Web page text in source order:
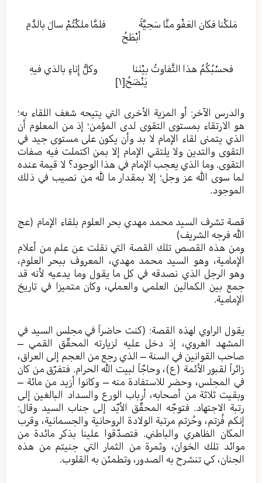
مَلكْنا فكان العَفْو منَّا سَجيَّةً فلمَّا ملكْتُمْ سالَ بالدَّمِ
أبْطَحُ
فحسْبُكُمُ هذا التَّفاوتُ بيْنَنا وكلُّ إِناءٍ بالذي فيهِ
يَنْضَحُ[١]
والدرس الآخر: أو المزية الأخرى التي يتيحه شغف اللقاء به؛
هو الارتقاء بمستوى التقوى لدى المؤمن؛ إذ من المعلوم أن
الذي يتمنى لقاء الإمام لا بد وأن يكون على مستوى جيد في
التقوى والتدين ولا يلتقي الإمام إلا بمن اكتملت فيه صفات
التقوى. وما الذي يعجب الإمام في هذا الوجود؟ لا قيمة عنده
لما سوى الله عز وجل؛ إلا بمقدار ما لله من نصيب في ذلك
الموجود.
قصة تشرف السيد محمد مهدي بحر العلوم بلقاء الإمام (عج
الله فرجه الشريف)
ومن هذه القصص تلك القصة التي نقلت عن علم من أعلام
الإمامية، وهو السيد محمد مهدي، المعروف ببحر العلوم،
وهو الرجل الذي نصدقه في كل ما يقول وما يدعيه لأنه قد
جمع بين الكمالين العلمي والعملي، وكان متميزا في تاريخ
الإمامية.
يقول الراوي لهذه القصة: (كنت حاضراً في مجلس السيد في
المشهد الغروي، إذ دخل عليه لزيارته المحقّق القمي –
صاحب القوانين في السنة – الذي رجع من العجم إلى العراق،
زائراً لقبور الأئمة (ع)، وحاجّاً لبيت الله الحرام. فتفرّق من كان
في المجلس، وحضر للاستفادة منه – وكانوا أزيد من مائة –
وبقيت ثلاثة من أصحابه، أرباب الورع والسداد البالغين إلى
رتبة الاجتهاد. فتوجّه المحقّق الأيّد إلى جناب السيد وقال:
إنكم فُزتم، وحُزتم مرتبة الولادة الروحانية والجسمانية، وقرب
المكان الظاهري والباطني. فتصدّقوا علينا بذكر مائدة من
موائد تلك الخوان، وثمرة من الثمار التي جنيتم من هذه
الجنان، كي تنشرح به الصدور، وتطمئن به القلوب.